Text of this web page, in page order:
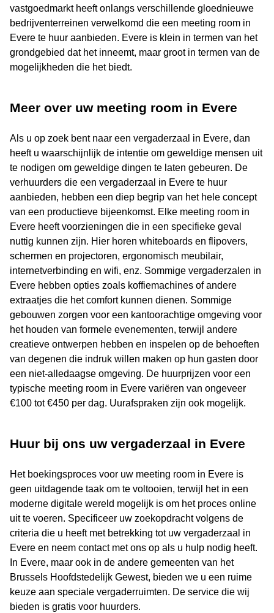
vastgoedmarkt heeft onlangs verschillende gloednieuwe
bedrijventerreinen verwelkomd die een meeting room in
Evere te huur aanbieden. Evere is klein in termen van het
grondgebied dat het inneemt, maar groot in termen van de
mogelijkheden die het biedt.
Meer over uw meeting room in Evere
Als u op zoek bent naar een vergaderzaal in Evere, dan
heeft u waarschijnlijk de intentie om geweldige mensen uit
te nodigen om geweldige dingen te laten gebeuren. De
verhuurders die een vergaderzaal in Evere te huur
aanbieden, hebben een diep begrip van het hele concept
van een productieve bijeenkomst. Elke meeting room in
Evere heeft voorzieningen die in een specifieke geval
nuttig kunnen zijn. Hier horen whiteboards en flipovers,
schermen en projectoren, ergonomisch meubilair,
internetverbinding en wifi, enz. Sommige vergaderzalen in
Evere hebben opties zoals koffiemachines of andere
extraatjes die het comfort kunnen dienen. Sommige
gebouwen zorgen voor een kantoorachtige omgeving voor
het houden van formele evenementen, terwijl andere
creatieve ontwerpen hebben en inspelen op de behoeften
van degenen die indruk willen maken op hun gasten door
een niet-alledaagse omgeving. De huurprijzen voor een
typische meeting room in Evere variëren van ongeveer
€100 tot €450 per dag. Uurafspraken zijn ook mogelijk.
Huur bij ons uw vergaderzaal in Evere
Het boekingsproces voor uw meeting room in Evere is
geen uitdagende taak om te voltooien, terwijl het in een
moderne digitale wereld mogelijk is om het proces online
uit te voeren. Specificeer uw zoekopdracht volgens de
criteria die u heeft met betrekking tot uw vergaderzaal in
Evere en neem contact met ons op als u hulp nodig heeft.
In Evere, maar ook in de andere gemeenten van het
Brussels Hoofdstedelijk Gewest, bieden we u een ruime
keuze aan speciale vergaderruimten. De service die wij
bieden is gratis voor huurders.